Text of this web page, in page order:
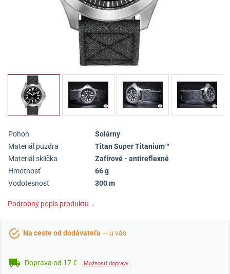
Pohon
Solárny
Materiál puzdra
Titan Super Titanium™
Materiál sklíčka
Zafírové - antireflexné
Hmotnosť
66 g
Vodotesnosť
300 m
Podrobný popis produktu ↓
Na ceste od dodávateľa — u vás
Doprava od 17 € Možnosti dopravy